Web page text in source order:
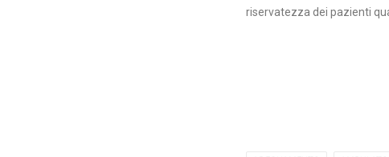
riservatezza dei pazienti